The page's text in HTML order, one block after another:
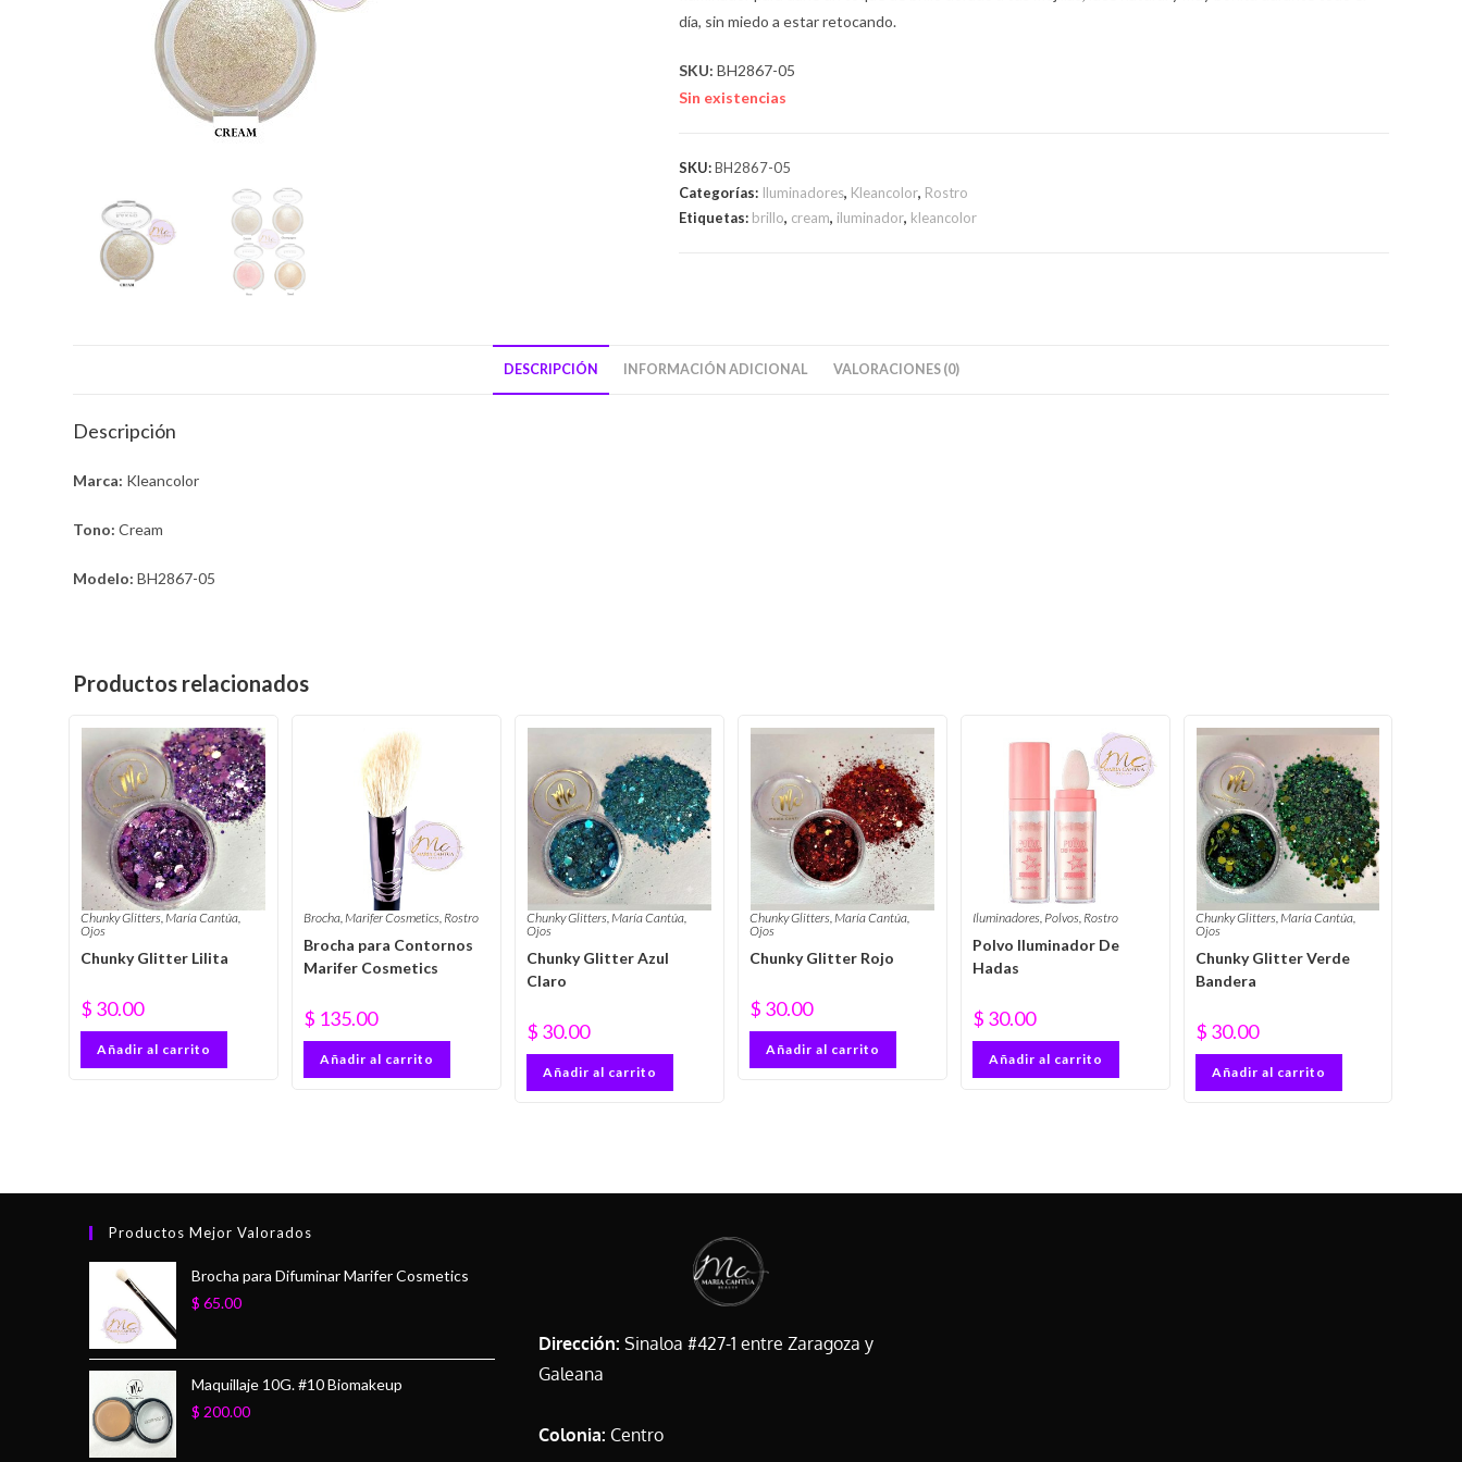
día, sin miedo a estar retocando.
SKU: BH2867-05
Sin existencias
SKU:BH2867-05
Categorías: Iluminadores, Kleancolor, Rostro
Etiquetas: brillo, cream, iluminador, kleancolor
DESCRIPCIÓN INFORMACIÓN ADICIONAL VALORACIONES (0)
Descripción
Marca: Kleancolor
Tono:Cream
Modelo: BH2867-05
Productos relacionados
Chunky Glitters,María Cantúa,
Ojos
Chunky Glitter Lilita
$ 30.00
Añadir al carrito
Brocha,Marifer Cosmetics, Rostro
Brocha para Contornos
Marifer Cosmetics
$ 135.00
Añadir al carrito
Chunky Glitters,María Cantúa,
Ojos
Chunky Glitter Azul
Claro
$ 30.00
Añadir al carrito
Chunky Glitters,María Cantúa,
Ojos
Chunky Glitter Rojo
$ 30.00
Añadir al carrito
Iluminadores, Polvos, Rostro
Polvo Iluminador De
Hadas
$ 30.00
Añadir al carrito
Chunky Glitters,María Cantúa,
Ojos
Chunky Glitter Verde
Bandera
$ 30.00
Añadir al carrito
Productos Mejor Valorados
Brocha para Difuminar Marifer Cosmetics
$ 65.00
Maquillaje 10G. #10 Biomakeup
$ 200.00
Dirección: Sinaloa #427-1 entre Zaragoza y
Galeana
Colonia: Centro